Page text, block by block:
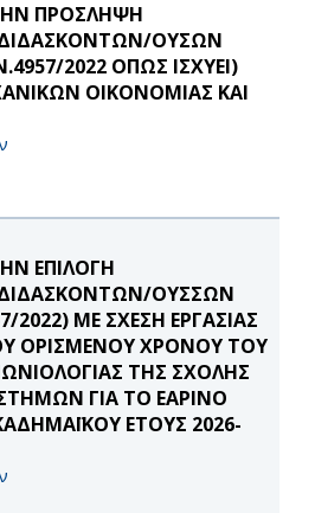
ΠΡΟΣΛΗΨΗ
ΟΥΣΩΝ
2022 ΟΠΩΣ ΙΣΧΥΕΙ)
ΟΙΚΟΝΟΜΙΑΣ ΚΑΙ
ΕΠΙΛΟΓΗ
ΟΥΣΣΩΝ
2022) ΜΕ ΣΧΕΣΗ ΕΡΓΑΣΙΑΣ
ΟΡΙΣΜΕΝΟΥ ΧΡΟΝΟΥ ΤΟΥ
ΤΗΣ ΣΧΟΛΗΣ
ΓΙΑ ΤΟ ΕΑΡΙΝΟ
ΕΤΟΥΣ 2026-